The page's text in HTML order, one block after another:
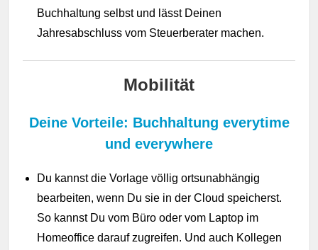
Buchhaltung selbst und lässt Deinen
Jahresabschluss vom Steuerberater machen.
Mobilität
Deine Vorteile: Buchhaltung everytime
und everywhere
Du kannst die Vorlage völlig ortsunabhängig
bearbeiten, wenn Du sie in der Cloud speicherst.
So kannst Du vom Büro oder vom Laptop im
Homeoffice darauf zugreifen. Und auch Kollegen